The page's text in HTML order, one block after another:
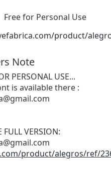
Free for Personal Use
product/
Note
PERSONAL USE...
is available there :
VERSION:
product/alegros/ref/